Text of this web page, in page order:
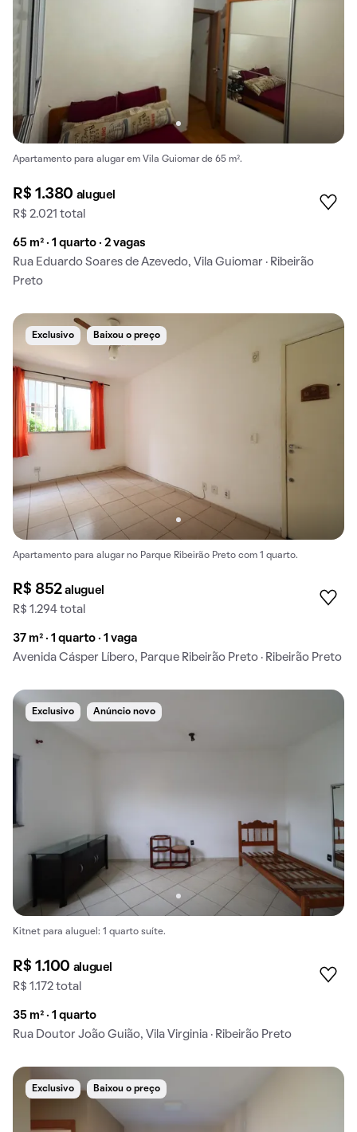
Apartamento para alugar em Vila Guiomar de 65 m².
R$ 1.380 aluguel
R$ 2.021 total
65 m² · 1 quarto · 2 vagas
Rua Eduardo Soares de Azevedo, Vila Guiomar · Ribeirão
Preto
Exclusivo Baixou o preço
Apartamento para alugar no Parque Ribeirão Preto com 1 quarto.
R$ 852aluguel
R$ 1.294 total
37 m² · 1 quarto · 1 vaga
Avenida Cásper Líbero, Parque Ribeirão Preto · Ribeirão Preto
Exclusivo Anúncio novo
Kitnet para aluguel: 1 quarto suíte.
R$ 1.100 aluguel
R$ 1.172 total
35 m² · 1 quarto
Rua Doutor João Guião, Vila Virginia · Ribeirão Preto
Exclusivo Baixou o preço